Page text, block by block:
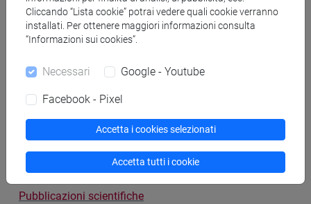
Imprenditorialità per gli Scambi
Internazionali
Palazzo San Paolo
Riviera Santa Margherita 76, 31100 Treviso
SELISI in breve
Direzione, corpo docente, personale
Pubblicazioni scientifiche
Cliccando “Lista cookie” potrai vedere quali cookie verranno
installati. Per ottenere maggiori informazioni consulta
“Informazioni sui cookies”.
Necessari Google - Youtube
Facebook - Pixel
Accetta i cookies selezionati
Accetta tutti i cookie